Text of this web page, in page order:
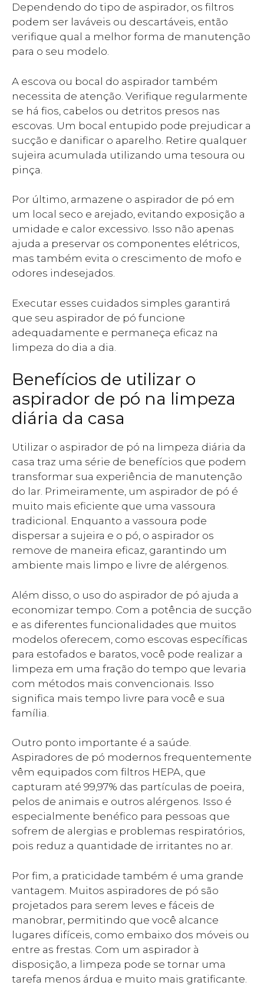
Dependendo do tipo de aspirador, os filtros
podem ser laváveis ou descartáveis, então
verifique qual a melhor forma de manutenção
para o seu modelo.
A escova ou bocal do aspirador também
necessita de atenção. Verifique regularmente
se há fios, cabelos ou detritos presos nas
escovas. Um bocal entupido pode prejudicar a
sucção e danificar o aparelho. Retire qualquer
sujeira acumulada utilizando uma tesoura ou
pinça.
Por último, armazene o aspirador de pó em
um local seco e arejado, evitando exposição a
umidade e calor excessivo. Isso não apenas
ajuda a preservar os componentes elétricos,
mas também evita o crescimento de mofo e
odores indesejados.
Executar esses cuidados simples garantirá
que seu aspirador de pó funcione
adequadamente e permaneça eficaz na
limpeza do dia a dia.
Benefícios de utilizar o
aspirador de pó na limpeza
diária da casa
Utilizar o aspirador de pó na limpeza diária da
casa traz uma série de benefícios que podem
transformar sua experiência de manutenção
do lar. Primeiramente, um aspirador de pó é
muito mais eficiente que uma vassoura
tradicional. Enquanto a vassoura pode
dispersar a sujeira e o pó, o aspirador os
remove de maneira eficaz, garantindo um
ambiente mais limpo e livre de alérgenos.
Além disso, o uso do aspirador de pó ajuda a
economizar tempo. Com a potência de sucção
e as diferentes funcionalidades que muitos
modelos oferecem, como escovas específicas
para estofados e baratos, você pode realizar a
limpeza em uma fração do tempo que levaria
com métodos mais convencionais. Isso
significa mais tempo livre para você e sua
família.
Outro ponto importante é a saúde.
Aspiradores de pó modernos frequentemente
vêm equipados com filtros HEPA, que
capturam até 99,97% das partículas de poeira,
pelos de animais e outros alérgenos. Isso é
especialmente benéfico para pessoas que
sofrem de alergias e problemas respiratórios,
pois reduz a quantidade de irritantes no ar.
Por fim, a praticidade também é uma grande
vantagem. Muitos aspiradores de pó são
projetados para serem leves e fáceis de
manobrar, permitindo que você alcance
lugares difíceis, como embaixo dos móveis ou
entre as frestas. Com um aspirador à
disposição, a limpeza pode se tornar uma
tarefa menos árdua e muito mais gratificante.